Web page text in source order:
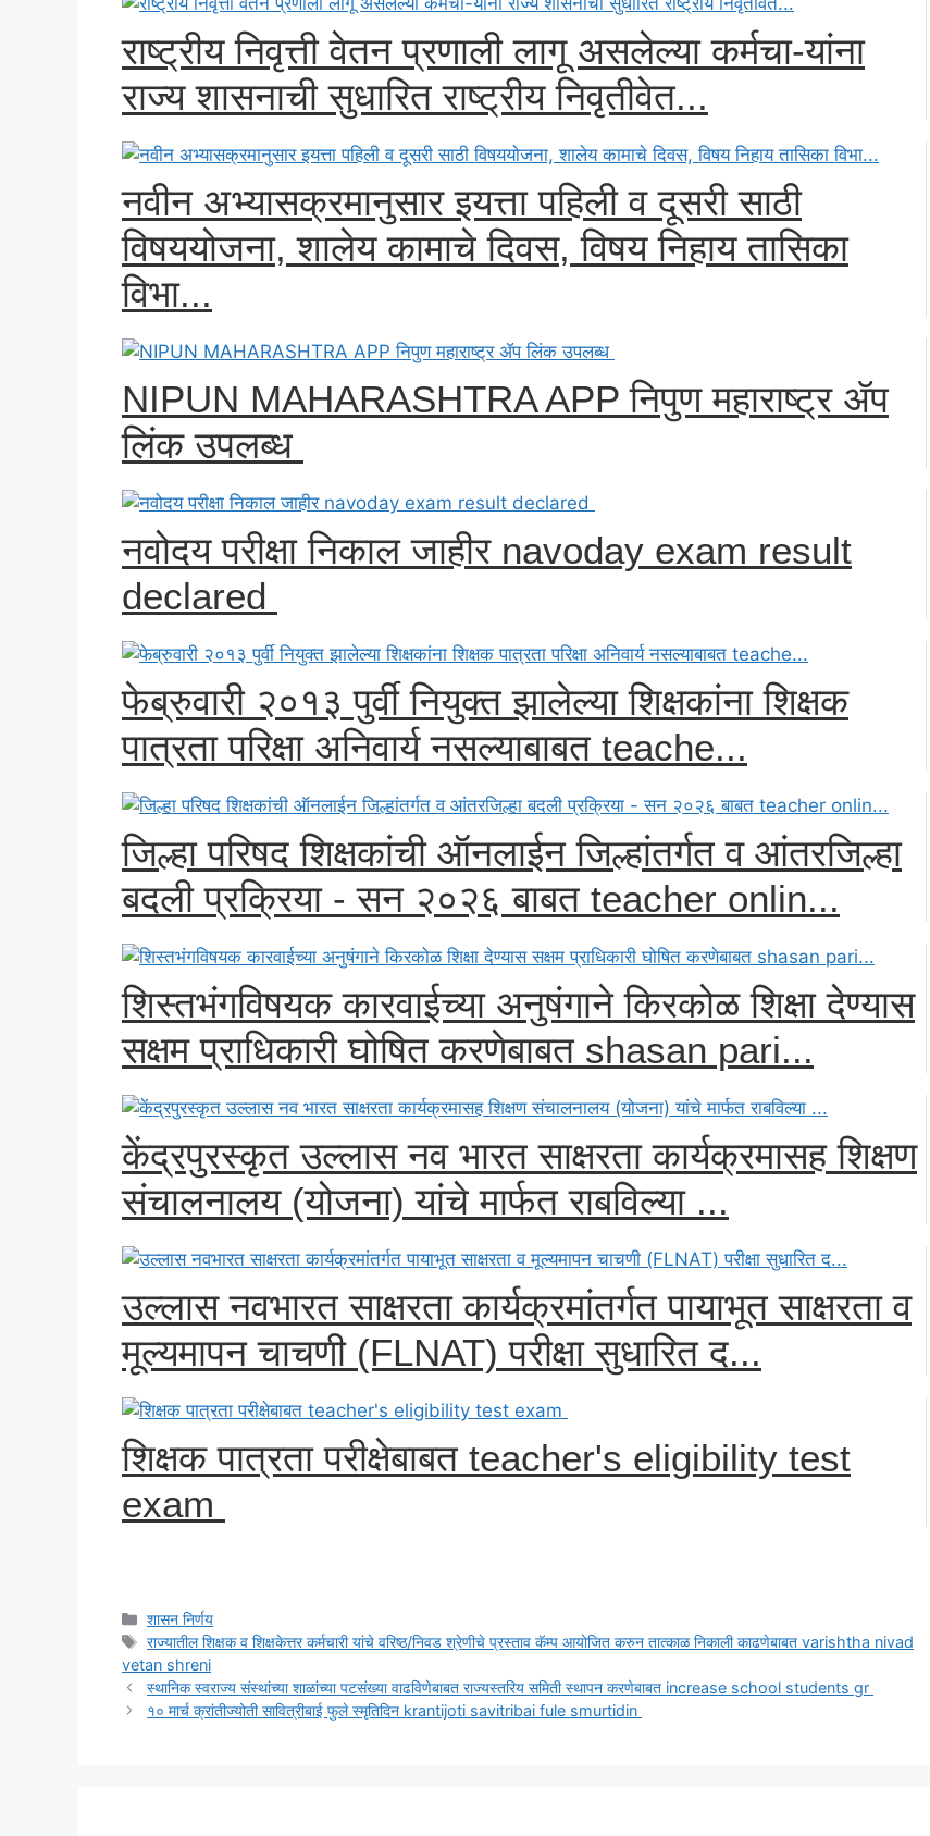
राष्ट्रीय निवृत्ती वेतन प्रणाली लागू असलेल्या कर्मचा-यांना
राज्य शासनाची सुधारित राष्ट्रीय निवृतीवेत...
नवीन अभ्यासक्रमानुसार इयत्ता पहिली व दूसरी साठी
विषययोजना, शालेय कामाचे दिवस, विषय निहाय तासिका
विभा...
NIPUN MAHARASHTRA APP निपुण महाराष्ट्र ॲप
लिंक उपलब्ध
नवोदय परीक्षा निकाल जाहीर navoday exam result
declared
फेब्रुवारी २०१३ पुर्वी नियुक्त झालेल्या शिक्षकांना शिक्षक
पात्रता परिक्षा अनिवार्य नसल्याबाबत teache...
जिल्हा परिषद शिक्षकांची ऑनलाईन जिल्हांतर्गत व आंतरजिल्हा
बदली प्रक्रिया - सन २०२६ बाबत teacher onlin...
शिस्तभंगविषयक कारवाईच्या अनुषंगाने किरकोळ शिक्षा देण्यास
सक्षम प्राधिकारी घोषित करणेबाबत shasan pari...
केंद्रपुरस्कृत उल्लास नव भारत साक्षरता कार्यक्रमासह शिक्षण
संचालनालय (योजना) यांचे मार्फत राबविल्या ...
उल्लास नवभारत साक्षरता कार्यक्रमांतर्गत पायाभूत साक्षरता व
मूल्यमापन चाचणी (FLNAT) परीक्षा सुधारित द...
शिक्षक पात्रता परीक्षेबाबत teacher's eligibility test
exam
Categories
शासन निर्णय
Tags
राज्यातील शिक्षक व शिक्षकेत्तर कर्मचारी यांचे वरिष्ठ/निवड श्रेणीचे प्रस्ताव कॅम्प आयोजित करुन तात्काळ निकाली काढणेबाबत varishtha nivad
vetan shreni
स्थानिक स्वराज्य संस्थांच्या शाळांच्या पटसंख्या वाढविणेबाबत राज्यस्तरिय समिती स्थापन करणेबाबत increase school students gr
१० मार्च क्रांतीज्योती सावित्रीबाई फुले स्मृतिदिन krantijoti savitribai fule smurtidin